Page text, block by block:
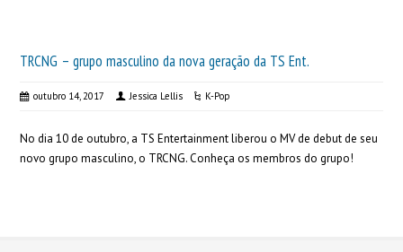
TRCNG – grupo masculino da nova geração da TS Ent.
outubro 14, 2017 Jessica Lellis K-Pop
No dia 10 de outubro, a TS Entertainment liberou o MV de debut de seu
novo grupo masculino, o TRCNG. Conheça os membros do grupo!